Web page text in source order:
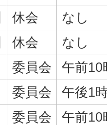
休会
なし
休会
なし
委員会
午前10
委員会
午後1
委員会
午前10